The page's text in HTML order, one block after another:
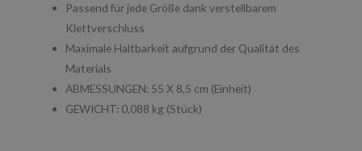
Passend für jede Größe dank verstellbarem
Klettverschluss
Maximale Haltbarkeit aufgrund der Qualität des
Materials
ABMESSUNGEN: 55 X 8,5 cm (Einheit)
GEWICHT: 0,088 kg (Stück)